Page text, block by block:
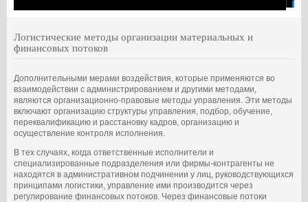
Логистические методы организации материальных и
финансовых потоков
Дополнительными мерами воздействия, которые применяются во
взаимодействии с администрированием и другими методами,
являются организационно-правовые методы управления. Эти методы
включают организацию структуры управления, подбор, обучение,
переквалификацию и расстановку кадров, организацию и
осуществление контроля исполнения.
В тех случаях, когда ответственные исполнители и
специализированные подразделения или фирмы-контрагенты не
находятся в административном подчинении у лиц, руководствующихся
принципами логистики, управление ими производится через
регулирование финансовых потоков. Через финансовые потоки